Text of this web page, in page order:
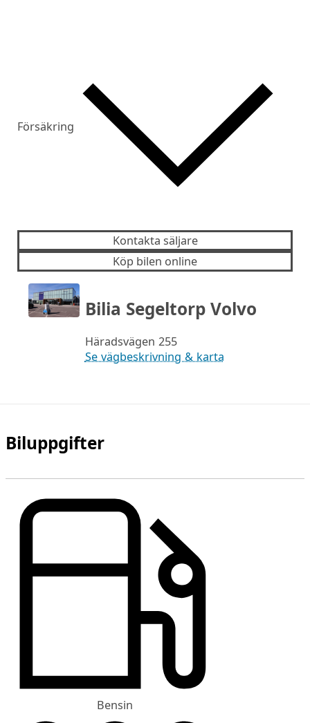
Försäkring
Kontakta säljare
Köp bilen online
Bilia Segeltorp Volvo
Häradsvägen 255
Se vägbeskrivning & karta
Biluppgifter
Bensin